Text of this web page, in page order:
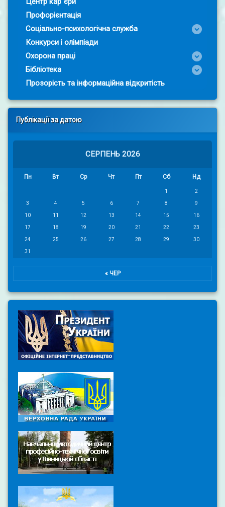
Профорієнтація
Соціально-психологічна служба
Конкурси і олімпіади
Охорона праці
Бібліотека
Прозорість та інформаційна відкритість
Публікації за датою
СЕРПЕНЬ 2026
Пн Вт Ср Чт Пт Сб Нд
1 2
3 4 5 6 7 8 9
10 11 12 13 14 15 16
17 18 19 20 21 22 23
24 25 26 27 28 29 30
31
« ЧЕР